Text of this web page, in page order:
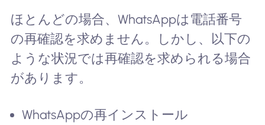
ほとんどの場合、WhatsAppは電話番号
の再確認を求めません。しかし、以下の
ような状況では再確認を求められる場合
があります。
WhatsAppの再インストール